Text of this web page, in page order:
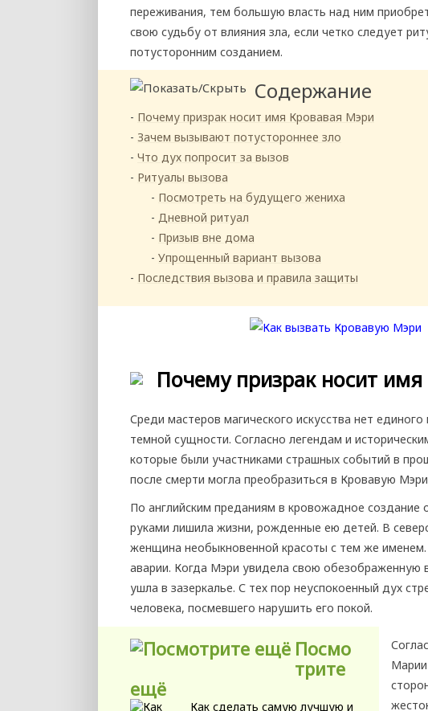
переживания, тем большую власть над ним
свою судьбу от влияния зла, если четко следует
потусторонним созданием.
Содержание
Почему призрак носит имя Кровавая Мэри
Зачем вызывают потустороннее зло
Что дух попросит за вызов
Ритуалы вызова
Посмотреть на будущего жениха
Дневной ритуал
Призыв вне дома
Упрощенный вариант вызова
Последствия вызова и правила защиты
Почему призрак носит
Среди мастеров магического искусства нет
темной сущности. Согласно легендам и
которые были участниками страшных событий в
после смерти могла преобразиться в Кровавую
По английским преданиям в кровожадное создание
руками лишила жизни, рожденные ею детей. В
женщина необыкновенной красоты с тем же именем.
аварии. Когда Мэри увидела свою обезображенную
ушла в зазеркалье. С тех пор неуспокоенный дух
человека, посмевшего нарушить его покой.
Посмо
трите
ещё
Как сделать самую лучшую и